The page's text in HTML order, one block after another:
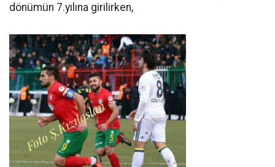
dönümün 7.yılına girilirken,